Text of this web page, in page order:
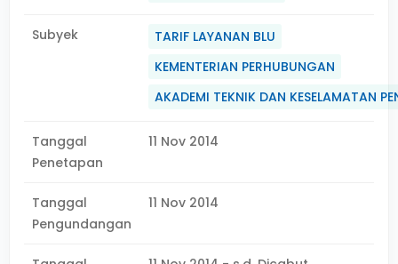
Subyek
TARIF LAYANAN BLU
KEMENTERIAN PERHUBUNGAN
AKADEMI TEKNIK DAN KESELAMATAN
Tanggal
Penetapan
11 Nov 2014
Tanggal
Pengundangan
11 Nov 2014